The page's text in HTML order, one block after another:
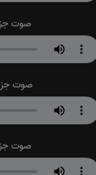
صوت
صوت جزء
صوت جزء